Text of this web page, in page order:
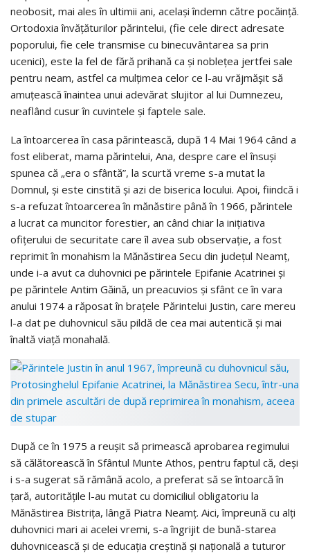
neobosit, mai ales în ultimii ani, acelaşi îndemn către pocăinţă.
Ortodoxia învăţăturilor părintelui, (fie cele direct adresate
poporului, fie cele transmise cu binecuvântarea sa prin
ucenici), este la fel de fără prihană ca şi nobleţea jertfei sale
pentru neam, astfel ca mulţimea celor ce l-au vrăjmăşit să
amuţească înaintea unui adevărat slujitor al lui Dumnezeu,
neaflând cusur în cuvintele şi faptele sale.
La întoarcerea în casa părintească, după 14 Mai 1964 când a
fost eliberat, mama părintelui, Ana, despre care el însuşi
spunea că „era o sfântă”, la scurtă vreme s-a mutat la
Domnul, şi este cinstită şi azi de biserica locului. Apoi, fiindcă i
s-a refuzat întoarcerea în mănăstire până în 1966, părintele
a lucrat ca muncitor forestier, an când chiar la iniţiativa
ofiţerului de securitate care îl avea sub observaţie, a fost
reprimit în monahism la Mănăstirea Secu din judeţul Neamţ,
unde i-a avut ca duhovnici pe părintele Epifanie Acatrinei şi
pe părintele Antim Găină, un preacuvios şi sfânt ce în vara
anului 1974 a răposat în braţele Părintelui Justin, care mereu
l-a dat pe duhovnicul său pildă de cea mai autentică şi mai
înaltă viaţă monahală.
După ce în 1975 a reuşit să primească aprobarea regimului
să călătorească în Sfântul Munte Athos, pentru faptul că, deşi
i s-a sugerat să rămână acolo, a preferat să se întoarcă în
ţară, autorităţile l-au mutat cu domiciliul obligatoriu la
Mănăstirea Bistriţa, lângă Piatra Neamţ. Aici, împreună cu alţi
duhovnici mari ai acelei vremi, s-a îngrijit de bună-starea
duhovnicească şi de educaţia creştină şi naţională a tuturor